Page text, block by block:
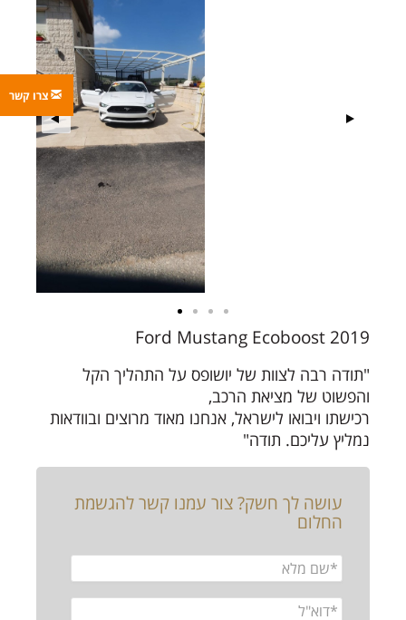
2019 Ford Mustang Ecoboost
"תודה רבה לצוות של יושופס על התהליך הקל
והפשוט של מציאת הרכב,
רכישתו ויבואו לישראל, אנחנו מאוד מרוצים ובוודאות
נמליץ עליכם. תודה"
עושה לך חשק? צור עמנו קשר להגשמת
החלום
צרו קשר